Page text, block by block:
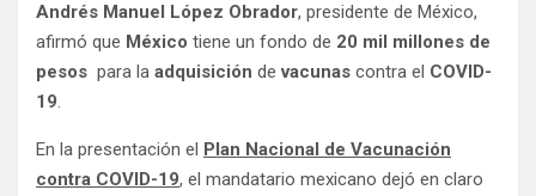
Andrés Manuel López Obrador, presidente de México,
afirmó que México tiene un fondo de 20 mil millones de
pesos para la adquisición devacunas contra el COVID-
19.
En la presentación el Plan Nacional de Vacunación
contra COVID-19, el mandatario mexicano dejó en claro